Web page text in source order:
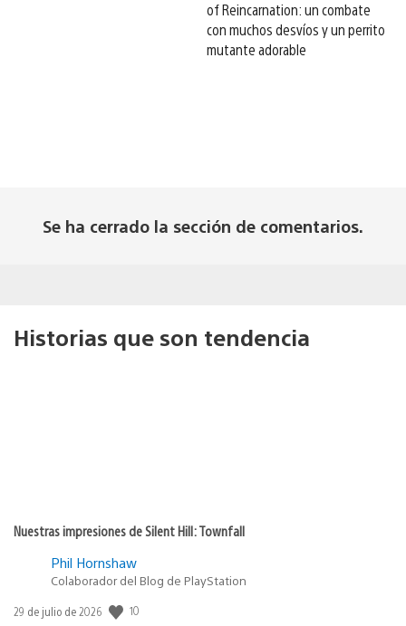
of Reincarnation: un combate
con muchos desvíos y un perrito
mutante adorable
Se ha cerrado la sección de comentarios.
Historias que son tendencia
Nuestras impresiones de Silent Hill: Townfall
Phil Hornshaw
Colaborador del Blog de PlayStation
Fecha
29 de julio de 2026 10